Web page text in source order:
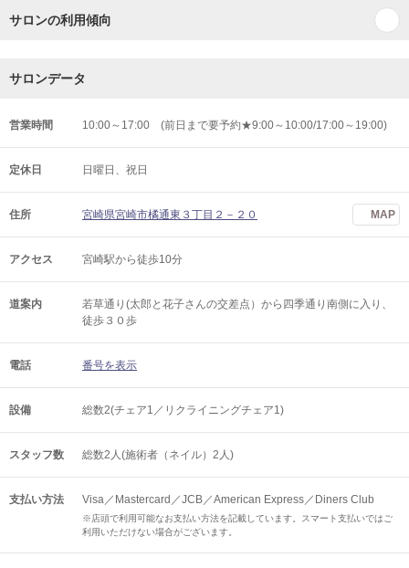
サロンの利用傾向
サロンデータ
営業時間 10:00～17:00 (前日まで要予約★9:00～10:00/17:00～19:00)
定休日 日曜日、祝日
住所 宮崎県宮崎市橘通東３丁目２－２０ MAP
アクセス 宮崎駅から徒歩10分
道案内
若草通り(太郎と花子さんの交差点）から四季通り南側に入り、
徒歩３０歩
電話 番号を表示
設備 総数2(チェア1／リクライニングチェア1)
スタッフ数 総数2人(施術者（ネイル）2人)
支払い方法 Visa／Mastercard／JCB／American Express／Diners Club
※店頭で利用可能なお支払い方法を記載しています。スマート支払いではご
利用いただけない場合がございます。